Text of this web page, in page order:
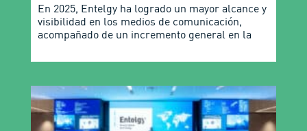
En 2025, Entelgy ha logrado un mayor alcance y
visibilidad en los medios de comunicación,
acompañado de un incremento general en la